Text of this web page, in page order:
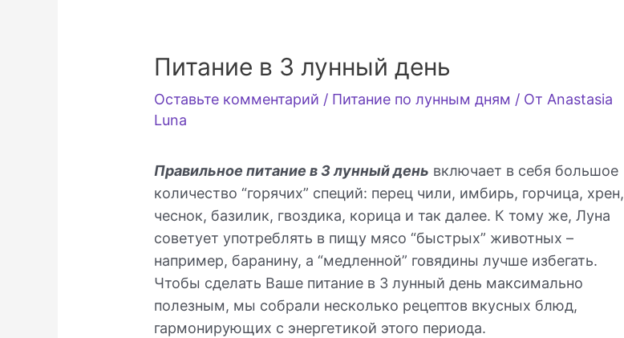
Питание в 3 лунный день
Оставьте комментарий / Питание по лунным дням / От Anastasia
Luna
Правильное питание в 3 лунный день включает в себя большое
количество “горячих” специй: перец чили, имбирь, горчица, хрен,
чеснок, базилик, гвоздика, корица и так далее. К тому же, Луна
советует употреблять в пищу мясо “быстрых” животных –
например, баранину, а “медленной” говядины лучше избегать.
Чтобы сделать Ваше питание в 3 лунный день максимально
полезным, мы собрали несколько рецептов вкусных блюд,
гармонирующих с энергетикой этого периода.